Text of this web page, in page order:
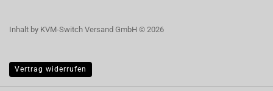
Inhalt by KVM-Switch Versand GmbH © 2026
Vertrag widerrufen